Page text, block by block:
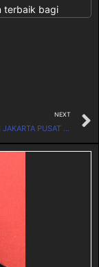
terbaik bagi
NEXT
RUTAN KELAS I JAKARTA PUSAT MENGHADIRI PEMBUKAAN REHABILITASI SOSIAL DAN MEDIS TAHUN 2024